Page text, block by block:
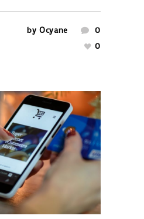
by Ocyane
0
0